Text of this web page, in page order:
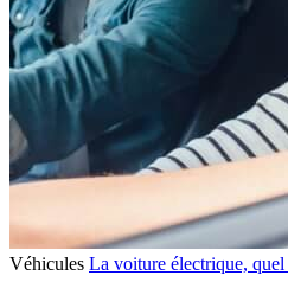
Véhicules La voiture électrique,